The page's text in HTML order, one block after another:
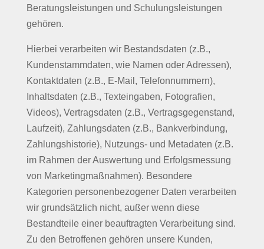
Beratungsleistungen und Schulungsleistungen
gehören.
Hierbei verarbeiten wir Bestandsdaten (z.B.,
Kundenstammdaten, wie Namen oder Adressen),
Kontaktdaten (z.B., E-Mail, Telefonnummern),
Inhaltsdaten (z.B., Texteingaben, Fotografien,
Videos), Vertragsdaten (z.B., Vertragsgegenstand,
Laufzeit), Zahlungsdaten (z.B., Bankverbindung,
Zahlungshistorie), Nutzungs- und Metadaten (z.B.
im Rahmen der Auswertung und Erfolgsmessung
von Marketingmaßnahmen). Besondere
Kategorien personenbezogener Daten verarbeiten
wir grundsätzlich nicht, außer wenn diese
Bestandteile einer beauftragten Verarbeitung sind.
Zu den Betroffenen gehören unsere Kunden,